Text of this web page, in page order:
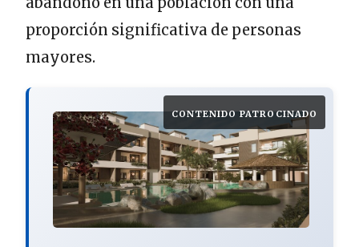
proporción significativa de personas
mayores.
CONTENIDO PATROCINADO